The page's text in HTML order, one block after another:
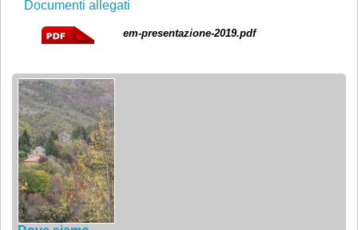
Documenti allegati
em-presentazione-2019.pdf